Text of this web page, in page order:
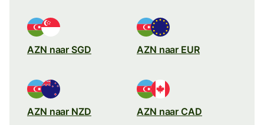
AZN naar SGD AZN naar EUR
AZN naar NZD AZN naar CAD